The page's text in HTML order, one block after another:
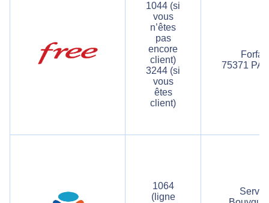
1044 (si
vous
n’êtes
pas
encore
client)
3244 (si
vous
êtes
client)
75371
1064
(ligne